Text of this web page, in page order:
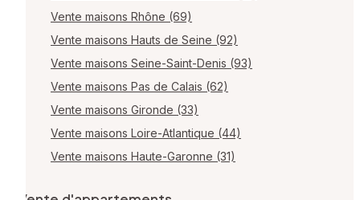
Vente maisons Rhône (69)
Vente maisons Hauts de Seine (92)
Vente maisons Seine-Saint-Denis (93)
Vente maisons Pas de Calais (62)
Vente maisons Gironde (33)
Vente maisons Loire-Atlantique (44)
Vente maisons Haute-Garonne (31)